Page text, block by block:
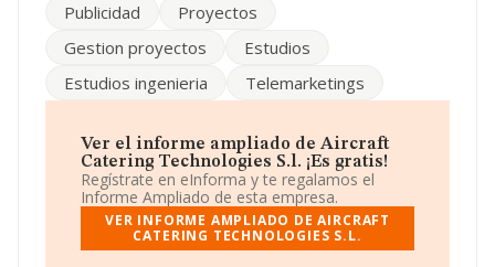
referencia CNAE corresponde a 'Alquiler de bienes
La empresa no tiene actividad en mercados exteriores.
Es posible ponerse en contacto con la empresa a través
del teléfono 933733911 y la dirección de correo es
La empresaAircraft Catering Technologies S.L
NIF B61037388, está situada en Calle Josep Bastus I
Planes núm. 11, (08970), Sant Joan Despi, en Barcelona,
Cataluña.
Con los datos a disposición de INFORMA sobre 132.555
Publicidad
Proyectos
Gestion proyectos
Estudios
Estudios ingenieria
Telemarketings
Ver el informe ampliado de Aircraft
Catering Technologies S.l. ¡Es gratis!
Regístrate en eInforma y te regalamos el
Informe Ampliado de esta empresa.
VER INFORME AMPLIADO DE AIRCRAFT
CATERING TECHNOLOGIES S.L.